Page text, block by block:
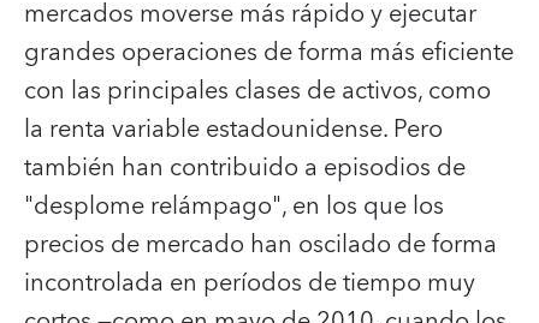
mercados moverse más rápido y ejecutar
grandes operaciones de forma más eficiente
con las principales clases de activos, como
la renta variable estadounidense. Pero
también han contribuido a episodios de
"desplome relámpago", en los que los
precios de mercado han oscilado de forma
incontrolada en períodos de tiempo muy